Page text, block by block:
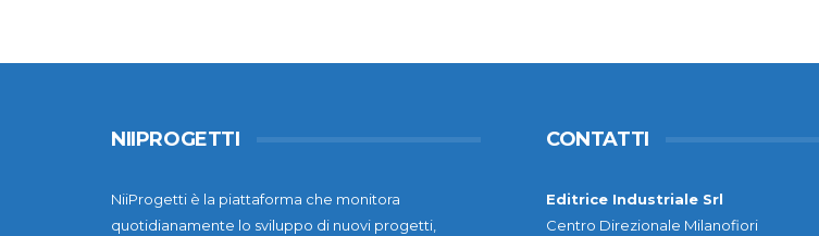
NIIPROGETTI
NiiProgetti è la piattaforma che monitora
quotidianamente lo sviluppo di nuovi progetti,
CONTATTI
Editrice Industriale Srl
Centro Direzionale Milanofiori